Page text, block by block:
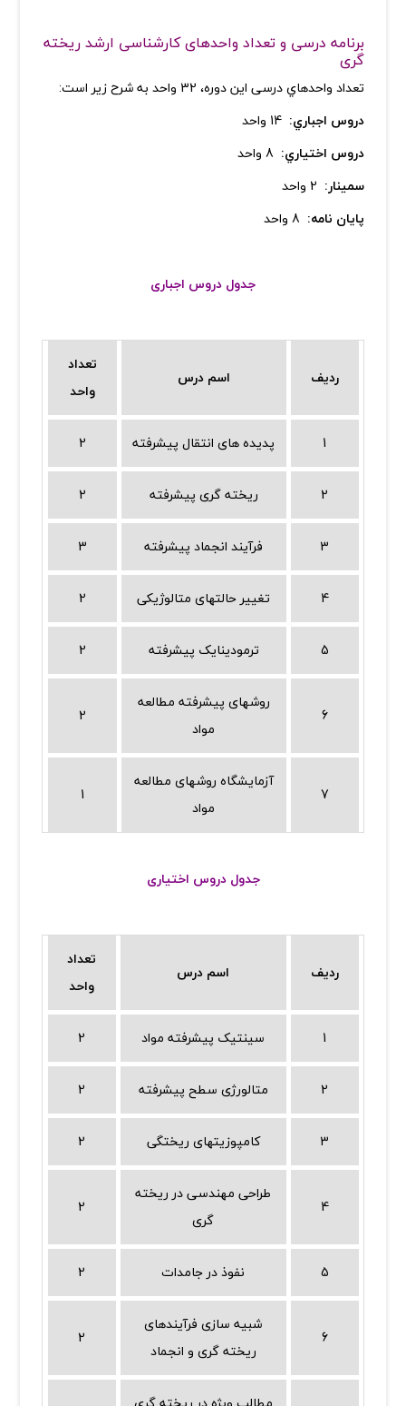
برنامه درسی و تعداد واحدهای کارشناسی ارشد ریخته
گری
تعداد واحدهاي درسی این دوره، 32 واحد به شرح زیر است:
دروس اجباري: 14 واحد
دروس اختیاري:
سمینار:
پایان نامه:
جدول دروس اجباری
ردیف اسم درس
تعداد
واحد
1 پدیده های انتقال پیشرفته 2
2 ریخته گری پیشرفته 2
3 فرآیند انجماد پیشرفته 3
4 تغییر حالتهای متالوژیکی 2
5 ترمودینایک پیشرفته 2
6
روشهای پیشرفته مطالعه
مواد
2
7
آزمایشگاه روشهای مطالعه
مواد
1
جدول دروس اختیاری
ردیف اسم درس
تعداد
واحد
1 سینتیک پیشرفته مواد 2
2 متالورژی سطح پیشرفته 2
3 کامپوزیتهای ریختگی 2
4
طراحی مهندسی در ریخته
گری
2
5 نفوذ در جامدات 2
6
شبیه سازی فرآیندهای
ریخته گری و انجماد
2